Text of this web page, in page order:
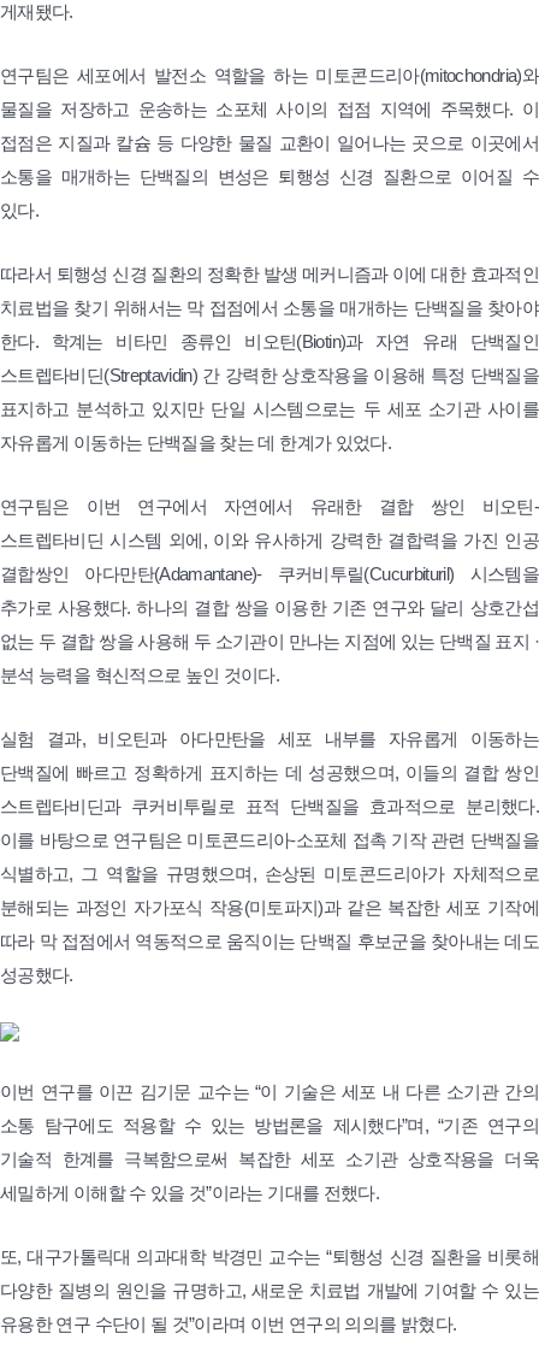
게재됐다.
연구팀은 세포에서 발전소 역할을 하는 미토콘드리아(mitochondria)와
물질을 저장하고 운송하는 소포체 사이의 접점 지역에 주목했다. 이
접점은 지질과 칼슘 등 다양한 물질 교환이 일어나는 곳으로 이곳에서
소통을 매개하는 단백질의 변성은 퇴행성 신경 질환으로 이어질 수
있다.
따라서 퇴행성 신경 질환의 정확한 발생 메커니즘과 이에 대한 효과적인
치료법을 찾기 위해서는 막 접점에서 소통을 매개하는 단백질을 찾아야
한다. 학계는 비타민 종류인 비오틴(Biotin)과 자연 유래 단백질인
스트렙타비딘(Streptavidin) 간 강력한 상호작용을 이용해 특정 단백질을
표지하고 분석하고 있지만 단일 시스템으로는 두 세포 소기관 사이를
자유롭게 이동하는 단백질을 찾는 데 한계가 있었다.
연구팀은 이번 연구에서 자연에서 유래한 결합 쌍인 비오틴-
스트렙타비딘 시스템 외에, 이와 유사하게 강력한 결합력을 가진 인공
결합쌍인 아다만탄(Adamantane)- 쿠커비투릴(Cucurbituril) 시스템을
추가로 사용했다. 하나의 결합 쌍을 이용한 기존 연구와 달리 상호간섭
없는 두 결합 쌍을 사용해 두 소기관이 만나는 지점에 있는 단백질 표지 ·
분석 능력을 혁신적으로 높인 것이다.
실험 결과, 비오틴과 아다만탄을 세포 내부를 자유롭게 이동하는
단백질에 빠르고 정확하게 표지하는 데 성공했으며, 이들의 결합 쌍인
스트렙타비딘과 쿠커비투릴로 표적 단백질을 효과적으로 분리했다.
이를 바탕으로 연구팀은 미토콘드리아-소포체 접촉 기작 관련 단백질을
식별하고, 그 역할을 규명했으며, 손상된 미토콘드리아가 자체적으로
분해되는 과정인 자가포식 작용(미토파지)과 같은 복잡한 세포 기작에
따라 막 접점에서 역동적으로 움직이는 단백질 후보군을 찾아내는 데도
성공했다.
이번 연구를 이끈 김기문 교수는 “이 기술은 세포 내 다른 소기관 간의
소통 탐구에도 적용할 수 있는 방법론을 제시했다”며, “기존 연구의
기술적 한계를 극복함으로써 복잡한 세포 소기관 상호작용을 더욱
세밀하게 이해할 수 있을 것”이라는 기대를 전했다.
또, 대구가톨릭대 의과대학 박경민 교수는 “퇴행성 신경 질환을 비롯해
다양한 질병의 원인을 규명하고, 새로운 치료법 개발에 기여할 수 있는
유용한 연구 수단이 될 것”이라며 이번 연구의 의의를 밝혔다.